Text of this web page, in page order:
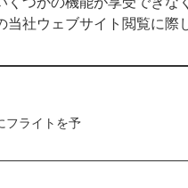
荷物は不
当社ウェブサイト閲覧に
フライトを予